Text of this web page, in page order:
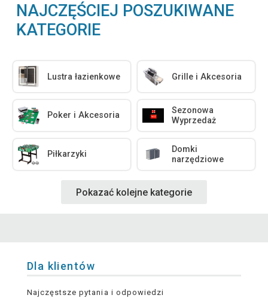
NAJCZĘŚCIEJ POSZUKIWANE
KATEGORIE
Lustra łazienkowe Grille i Akcesoria
Poker i Akcesoria
Sezonowa
Wyprzedaż
Piłkarzyki
Domki
narzędziowe
Pokazać kolejne kategorie
Dla klientów
Najczęstsze pytania i odpowiedzi